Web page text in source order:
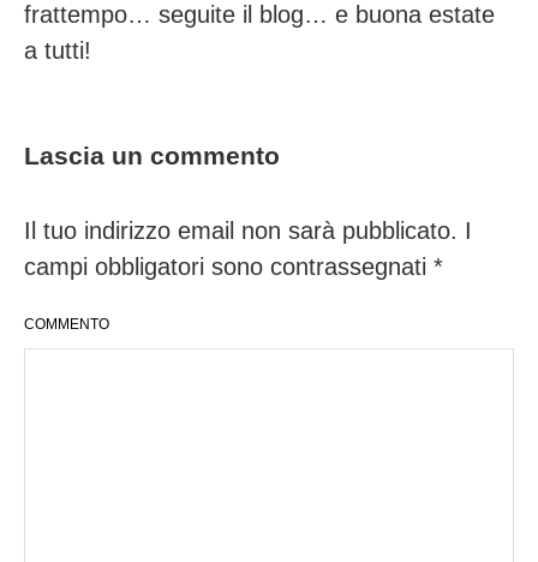
frattempo… seguite il blog… e buona estate
a tutti!
Lascia un commento
Il tuo indirizzo email non sarà pubblicato. I
campi obbligatori sono contrassegnati *
COMMENTO